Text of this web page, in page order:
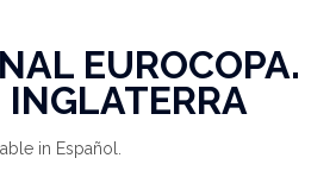
EUROCOPA.
INGLATERRA
in Español.